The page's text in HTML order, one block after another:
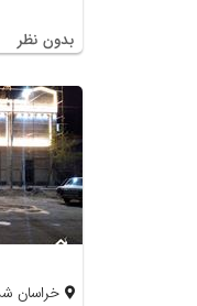
بدون نظر
خراسان